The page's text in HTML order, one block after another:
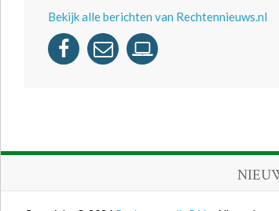
Bekijk alle berichten van Rechtennieuws.nl